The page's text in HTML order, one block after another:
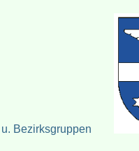
Bezirksgruppen